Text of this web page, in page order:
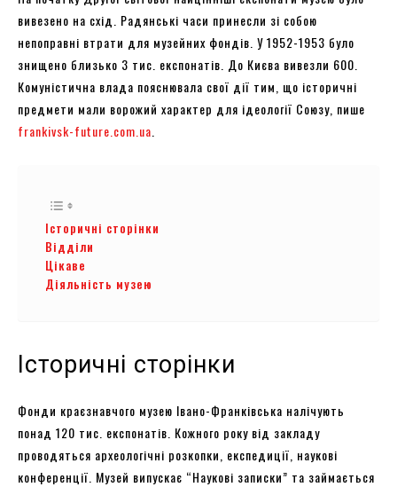
вивезено на схід. Радянські часи принесли зі собою
непоправні втрати для музейних фондів. У 1952-1953 було
знищено близько 3 тис. експонатів. До Києва вивезли 600.
Комуністична влада пояснювала свої дії тим, що історичні
предмети мали ворожий характер для ідеології Союзу, пише
frankivsk-future.com.ua
Історичні сторінки
Відділи
Цікаве
Діяльність музею
Історичні сторінки
Фонди краєзнавчого музею Івано-Франківська налічують
понад 120 тис. експонатів. Кожного року від закладу
проводяться археологічні розкопки, експедиції, наукові
конференції. Музей випускає “Наукові записки” та займається